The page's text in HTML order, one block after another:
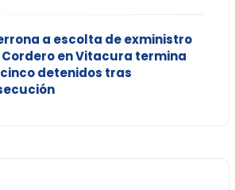
a escolta de exministro
Cordero en Vitacura termina
detenidos tras